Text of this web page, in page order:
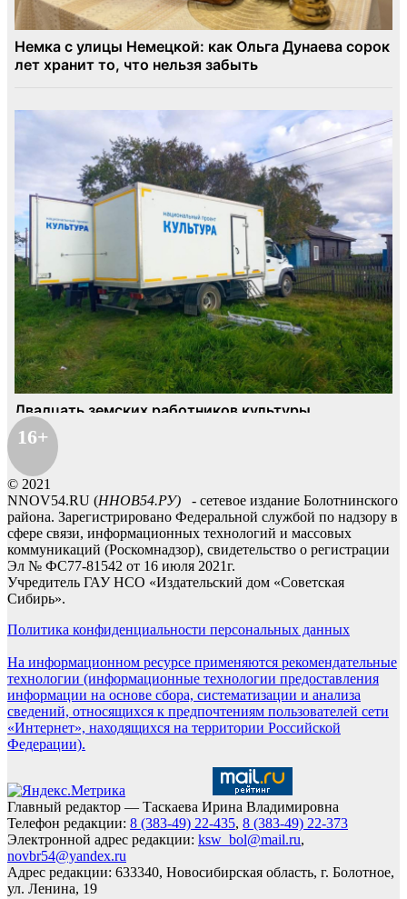
16+
© 2021
NNOV54.RU (ННОВ54.РУ) - сетевое издание Болотнинского
района. Зарегистрировано Федеральной службой по надзору в
сфере связи, информационных технологий и массовых
коммуникаций (Роскомнадзор), свидетельство о регистрации
Эл № ФС77-81542 от 16 июля 2021г.
Учредитель ГАУ НСО «Издательский дом «Советская
Сибирь».
Политика конфиденциальности персональных данных
На информационном ресурсе применяются рекомендательные
технологии (информационные технологии предоставления
информации на основе сбора, систематизации и анализа
сведений, относящихся к предпочтениям пользователей сети
«Интернет», находящихся на территории Российской
Федерации).
Главный редактор — Таскаева Ирина Владимировна
Телефон редакции: 8 (383-49) 22-435, 8 (383-49) 22-373
Электронной адрес редакции: ksw_bol@mail.ru,
novbr54@yandex.ru
Адрес редакции: 633340, Новосибирская область, г. Болотное,
ул. Ленина, 19